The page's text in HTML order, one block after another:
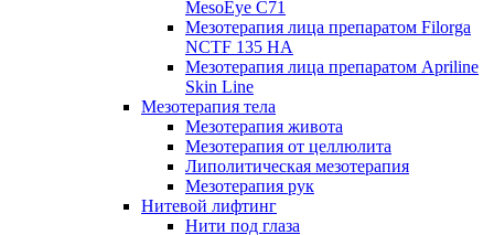
MesoEye С71
Мезотерапия лица препаратом Filorga
NCTF 135 HA
Мезотерапия лица препаратом Apriline
Skin Line
Мезотерапия тела
Мезотерапия живота
Мезотерапия от целлюлита
Липолитическая мезотерапия
Мезотерапия рук
Нитевой лифтинг
Нити под глаза